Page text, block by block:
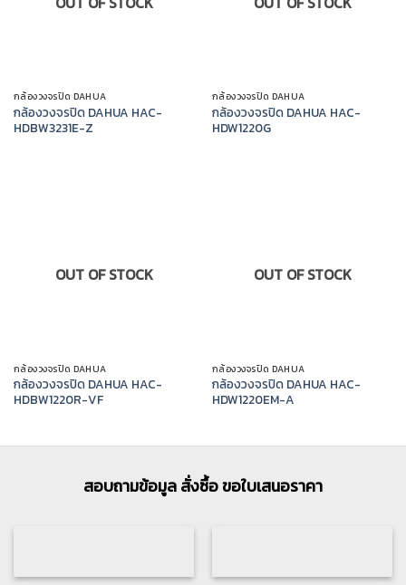
กล้องวงจรปิด DAHUA
กล้องวงจรปิด DAHUA HAC-
HDBW3231E-Z
กล้องวงจรปิด DAHUA
กล้องวงจรปิด DAHUA HAC-
HDW1220G
OUT OF STOCK
กล้องวงจรปิด DAHUA
กล้องวงจรปิด DAHUA HAC-
HDBW1220R-VF
OUT OF STOCK
กล้องวงจรปิด DAHUA
กล้องวงจรปิด DAHUA HAC-
HDW1220EM-A
สอบถามข้อมูล สั่งซื้อ ขอใบเสนอราคา